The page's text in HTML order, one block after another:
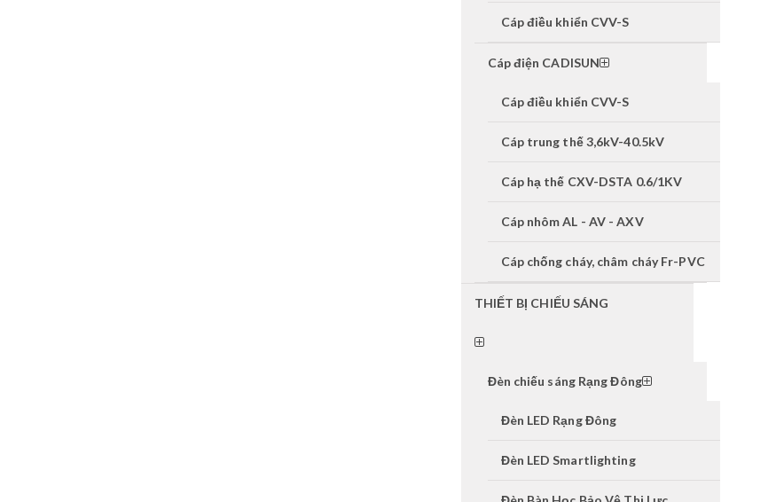
Cáp điều khiển CVV-S
Cáp điện CADISUN
Cáp điều khiển CVV-S
Cáp trung thế 3,6kV-40.5kV
Cáp hạ thế CXV-DSTA 0.6/1KV
Cáp nhôm AL - AV - AXV
Cáp chống cháy, châm cháy Fr-PVC
THIẾT BỊ CHIẾU SÁNG
Đèn chiếu sáng Rạng Đông
Đèn LED Rạng Đông
Đèn LED Smartlighting